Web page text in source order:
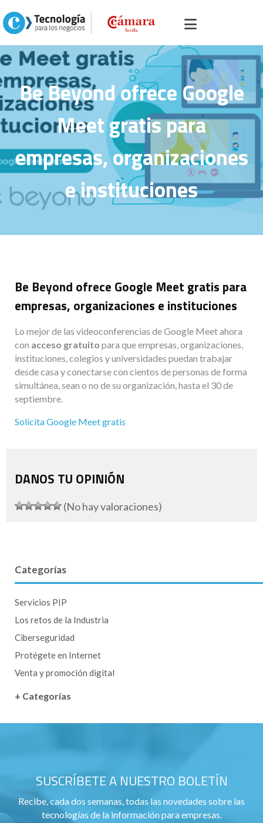
Inicio Portal servicios, comercio y otros
gratis para empresas, organizaciones e instituciones
Be Beyond ofrece Google
Meet gratis para
empresas, organizaciones
e instituciones
Be Beyond ofrece Google Meet gratis para
empresas, organizaciones e instituciones
Lo mejor de las videoconferencias de Google Meet ahora
con acceso gratuito para que empresas, organizaciones,
instituciones, colegios y universidades puedan trabajar
desde casa y conectarse con cientos de personas de forma
simultánea, sean o no de su organización, hasta el 30 de
septiembre.
Solicita Google Meet gratis
DANOS TU OPINIÓN
(No hay valoraciones)
Categorías
Servicios PIP
Los retos de la Industria
Ciberseguridad
Protégete en Internet
Venta y promoción digital
+ Categorías
SUSCRÍBETE A NUESTRO BOLETÍN
Recibe, cada dos semanas, todas las novedades sobre las
tecnologías de la información para empresas.